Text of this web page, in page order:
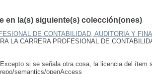
en la(s) siguiente(s) colección(ones)
DE CONTABILIDAD, AUDITORIA Y
LA CARRERA PROFESIONAL DE
Excepto si se señala otra cosa, la licencia del ítem
repo/semantics/openAccess